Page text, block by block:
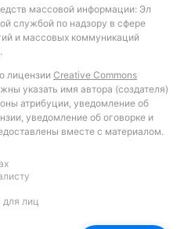
массовой информации: Эл
службой по надзору в сфере
и массовых коммуникаций
лицензии Creative Commons
указать имя автора (создателя)
атрибуции, уведомление об
уведомление об оговорке и
вместе с материалом.
для лиц